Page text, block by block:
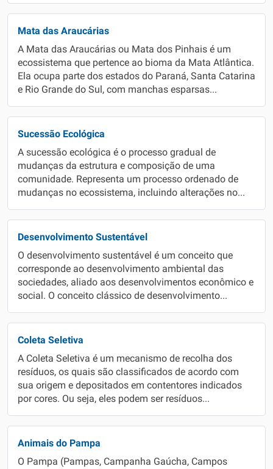
Mata das Araucárias
A Mata das Araucárias ou Mata dos Pinhais é um
ecossistema que pertence ao bioma da Mata Atlântica.
Ela ocupa parte dos estados do Paraná, Santa Catarina
e Rio Grande do Sul, com manchas esparsas...
Sucessão Ecológica
A sucessão ecológica é o processo gradual de
mudanças da estrutura e composição de uma
comunidade. Representa um processo ordenado de
mudanças no ecossistema, incluindo alterações no...
Desenvolvimento Sustentável
O desenvolvimento sustentável é um conceito que
corresponde ao desenvolvimento ambiental das
sociedades, aliado aos desenvolvimentos econômico e
social. O conceito clássico de desenvolvimento...
Coleta Seletiva
A Coleta Seletiva é um mecanismo de recolha dos
resíduos, os quais são classificados de acordo com
sua origem e depositados em contentores indicados
por cores. Ou seja, eles podem ser resíduos...
Animais do Pampa
O Pampa (Pampas, Campanha Gaúcha, Campos